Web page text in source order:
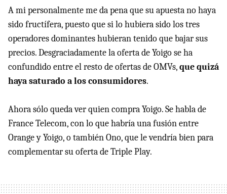
A mi personalmente me da pena que su apuesta no haya
sido fructífera, puesto que si lo hubiera sido los tres
operadores dominantes hubieran tenido que bajar sus
precios. Desgraciadamente la oferta de Yoigo se ha
confundido entre el resto de ofertas de OMVs,que quizá
haya saturado a los consumidores.
Ahora sólo queda ver quien compra Yoigo. Se habla de
France Telecom, con lo que habría una fusión entre
Orange y Yoigo, o también Ono, que le vendría bien para
complementar su oferta de Triple Play.